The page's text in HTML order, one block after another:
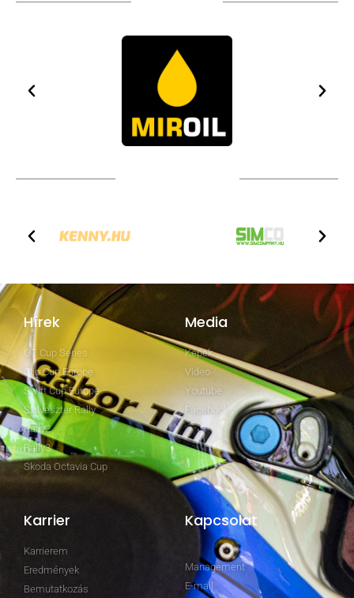
Hírek
GT Cup Series
Clio Cup Europe
Swift Cup Europe
Szilveszter Rally
Rally2
Rally3
Skoda Octavia Cup
Media
Képek
Video
Youtube
Facebook
Karrier
Karrierem
Eredmények
Bemutatkozás
Kapcsolat
Management
E-mail